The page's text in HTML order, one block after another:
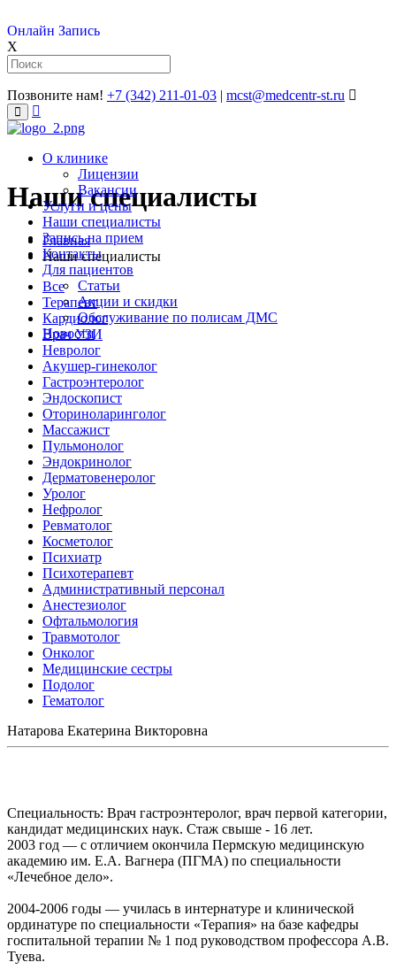
Онлайн Запись
X
Позвоните нам! +7 (342) 211-01-03 | mcst@medcentr-st.ru
�����������
����
О клинике
Лицензии
Вакансии
Услуги и цены
Наши специалисты
Запись на прием
Контакты
Для пациентов
Статьи
Акции и скидки
Обслуживание по полисам ДМС
Новости
Наши специалисты
Главная
Наши специалисты
Все
Терапевт
Кардиолог
Врач УЗИ
Невролог
Акушер-гинеколог
Гастроэнтеролог
Эндоскопист
Оториноларинголог
Массажист
Пульмонолог
Эндокринолог
Дерматовенеролог
Уролог
Нефролог
Ревматолог
Косметолог
Психиатр
Психотерапевт
Административный персонал
Анестезиолог
Офтальмология
Травмотолог
Онколог
Медицинские сестры
Подолог
Гематолог
Натарова Екатерина Викторовна
Специальность: Врач гастроэнтеролог, врач первой категории,
кандидат медицинских наук. Стаж свыше - 16 лет.
2003 год — с отличием окончила Пермскую медицинскую
академию им. Е.А. Вагнера (ПГМА) по специальности
«Лечебное дело».
2004-2006 годы — училась в интернатуре и клинической
ординатуре по специальности «Терапия» на базе кафедры
госпитальной терапии № 1 под руководством профессора А.В.
Туева.